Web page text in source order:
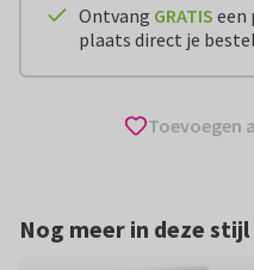
Ontvang GRATIS een
plaats direct je
Toevoegen
Nog meer in deze stijl